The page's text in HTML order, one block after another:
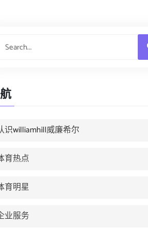
识williamhill威廉希尔
育热点
育明星
业服务